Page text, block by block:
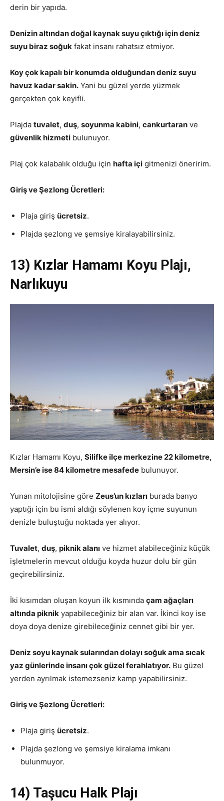
derin bir yapıda.
Denizin altından doğal kaynak suyu çıktığı için deniz
suyu biraz soğuk fakat insanı rahatsız etmiyor.
Koy çok kapalı bir konumda olduğundan deniz suyu
havuz kadar sakin. Yani bu güzel yerde yüzmek
gerçekten çok keyifli.
Plajda tuvalet, duş, soyunma kabini, cankurtaran ve
güvenlik hizmeti bulunuyor.
Plaj çok kalabalık olduğu için hafta içi gitmenizi öneririm.
Giriş ve Şezlong Ücretleri:
Plaja giriş ücretsiz.
Plajda şezlong ve şemsiye kiralayabilirsiniz.
13) Kızlar Hamamı Koyu Plajı,
Narlıkuyu
Kızlar Hamamı Koyu, Silifke ilçe merkezine 22 kilometre,
Mersin’e ise 84 kilometre mesafede bulunuyor.
Yunan mitolojisine göre Zeus’un kızları burada banyo
yaptığı için bu ismi aldığı söylenen koy içme suyunun
denizle buluştuğu noktada yer alıyor.
Tuvalet, duş, piknik alanı ve hizmet alabileceğiniz küçük
işletmelerin mevcut olduğu koyda huzur dolu bir gün
geçirebilirsiniz.
İki kısımdan oluşan koyun ilk kısmında çam ağaçları
altında piknik yapabileceğiniz bir alan var. İkinci koy ise
doya doya denize girebileceğiniz cennet gibi bir yer.
Deniz soyu kaynak sularından dolayı soğuk ama sıcak
yaz günlerinde insanı çok güzel ferahlatıyor. Bu güzel
yerden ayrılmak istemezseniz kamp yapabilirsiniz.
Giriş ve Şezlong Ücretleri:
Plaja giriş ücretsiz.
Plajda şezlong ve şemsiye kiralama imkanı
bulunmuyor.
14) Taşucu Halk Plajı